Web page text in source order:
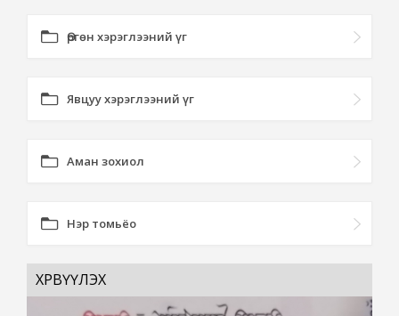
Өргөн хэрэглээний үг
Явцуу хэрэглээний үг
Аман зохиол
Нэр томьёо
ХӨРВҮҮЛЭХ